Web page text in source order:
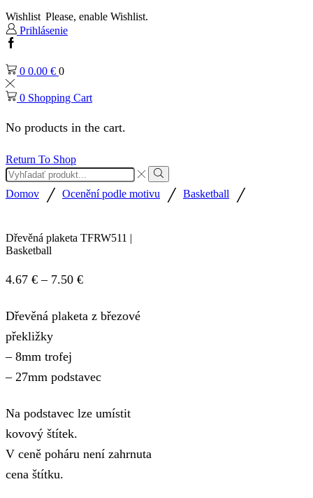
Wishlist Please, enable Wishlist.
Prihlásenie
Facebook
0 0.00 € 0
0 Shopping Cart
No products in the cart.
Return To Shop
Search
input
Search
Domov / Ocenění podle motivu / Basketball /
Dřevěná plaketa TFRW511 |
Basketball
4.67 € – 7.50 €Price
4.67 €
Dřevěná plaketa z březové
překližky
– 8mm trofej
– 27mm podstavec
Na podstavec lze umístit
kovový štítek.
V ceně poháru není zahrnuta
cena štítku.